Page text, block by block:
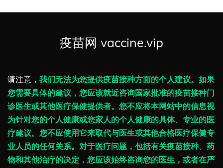
疫苗网 vaccine.vip
请注意， 我们无法为您提供疫苗接种方面的个人建议。如果
您需要具体的建议，您应该就近咨询国家批准的疫苗接种门
诊医生或其他医疗保健提供者。您不应将本网站中的信息视
为针对您的个人健康或您家人的个人健康的具体、专业的医
疗建议。您不应使用它来取代与医生或其他合格医疗保健专
业人员的任何关系。对于医疗问题，包括有关疫苗接种、药
物和其他治疗的决定，您应该始终咨询您的医生，或者在严